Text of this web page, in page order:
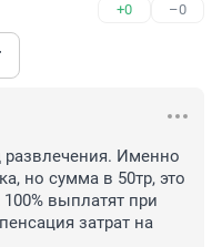
+0 –0
Именно
но сумма в 50тр, это
выплатят при
затрат на